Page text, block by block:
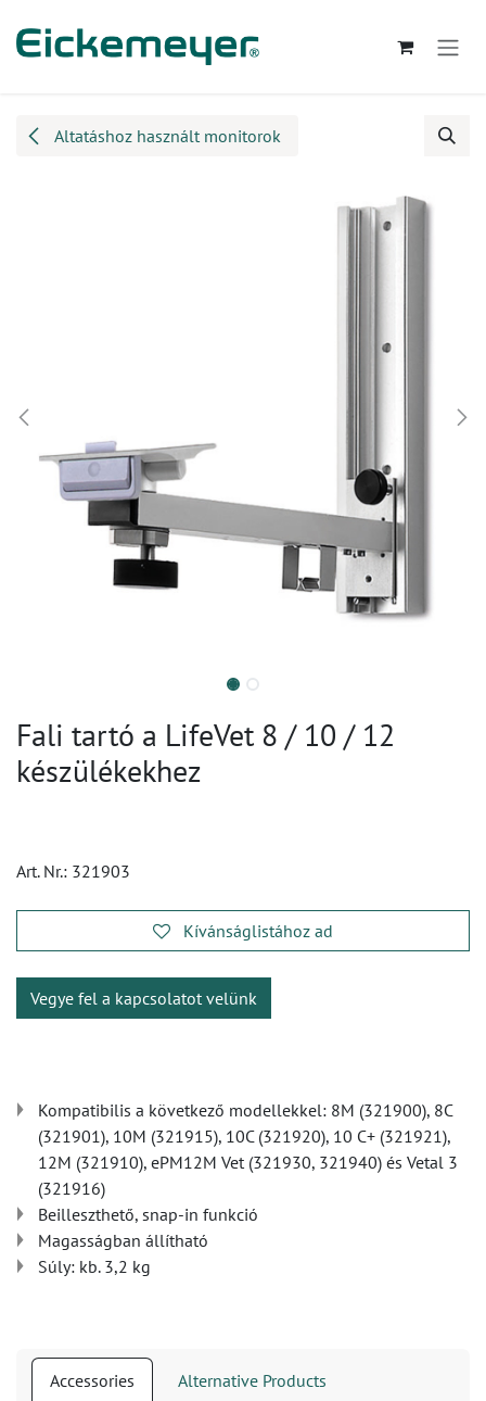
Altatáshoz használt monitorok
Fali tartó a LifeVet 8 / 10 / 12
készülékekhez
Art. Nr.: 321903
Kívánságlistához ad
Vegye fel a kapcsolatot velünk
Kompatibilis a következő modellekkel: 8M (321900), 8C
(321901), 10M (321915), 10C (321920), 10 C+ (321921),
12M (321910), ePM12M Vet (321930, 321940) és Vetal 3
(321916)
Beilleszthető, snap-in funkció
Magasságban állítható
Súly: kb. 3,2 kg
Accessories Alternative Products